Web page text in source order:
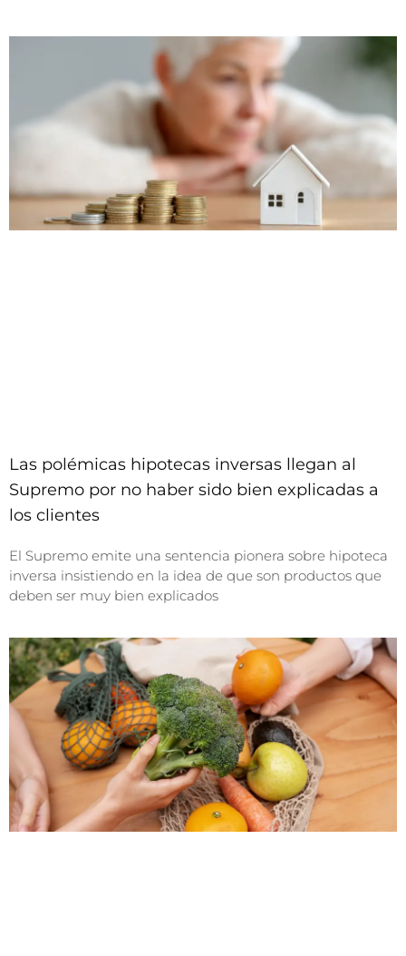
Las polémicas hipotecas inversas llegan al
Supremo por no haber sido bien explicadas a
los clientes
El Supremo emite una sentencia pionera sobre hipoteca
inversa insistiendo en la idea de que son productos que
deben ser muy bien explicados